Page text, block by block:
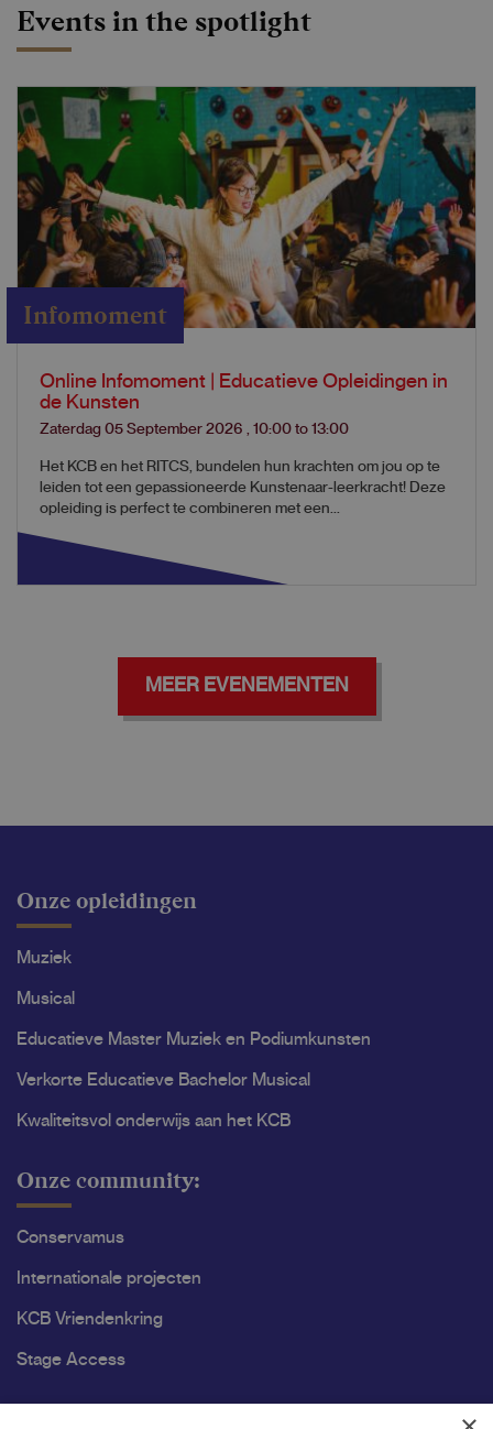
Events in the spotlight
Infomoment
Online Infomoment | Educatieve Opleidingen in
de Kunsten
Zaterdag 05 September 2026 , 10:00 to 13:00
Het KCB en het RITCS, bundelen hun krachten om jou op te
leiden tot een gepassioneerde Kunstenaar-leerkracht! Deze
opleiding is perfect te combineren met een...
MEER EVENEMENTEN
Onze opleidingen
Muziek
Musical
Educatieve Master Muziek en Podiumkunsten
Verkorte Educatieve Bachelor Musical
Kwaliteitsvol onderwijs aan het KCB
Onze community:
Conservamus
Internationale projecten
KCB Vriendenkring
Stage Access